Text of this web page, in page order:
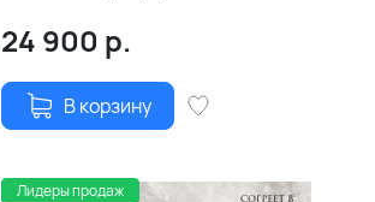
24 900 р.
В корзину
Лидеры продаж